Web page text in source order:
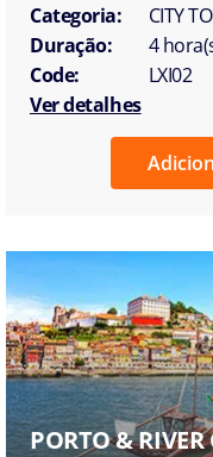
Categoria:
CITY
Duração:
4
Code:
LXI02
Ver detalhes
PORTO & RIVER